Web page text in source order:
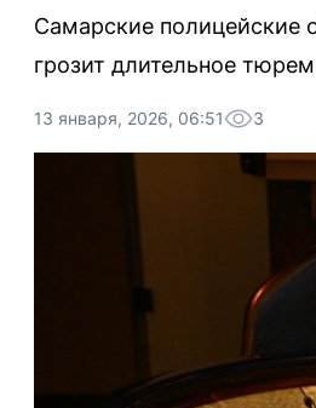
Самарские полицейские
грозит длительное
13 января, 2026, 06:51 3